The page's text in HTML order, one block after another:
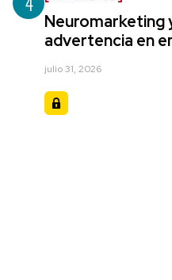
Neuromarketing
advertencia en
julio 31, 2026